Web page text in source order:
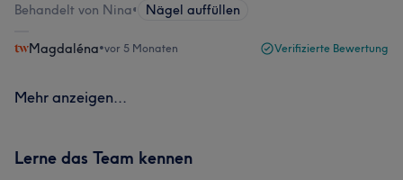
Behandelt von Nina• Nägel auffüllen
Magdaléna•vor 5 Monaten Verifizierte Bewertung
Mehr anzeigen...
Lerne das Team kennen